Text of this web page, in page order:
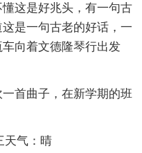
这是好兆头，有一句古
是一句古老的好话，一
向着文德隆琴行出发
首曲子，在新学期的班
天气：晴